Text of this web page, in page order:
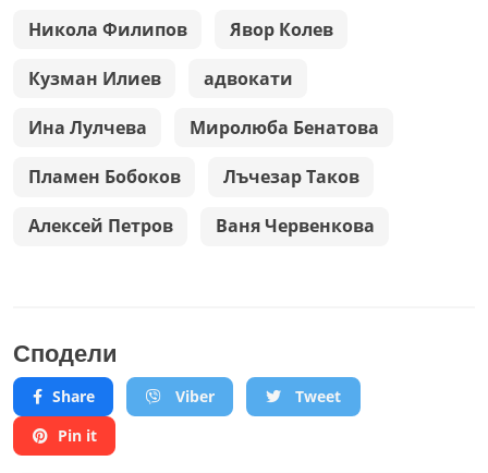
Никола Филипов Явор Колев
Кузман Илиев адвокати
Ина Лулчева Миролюба Бенатова
Пламен Бобоков Лъчезар Таков
Алексей Петров Ваня Червенкова
Сподели
Share Viber
Tweet
Pin it